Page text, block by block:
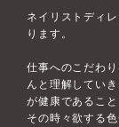
ネイリストディ
ります。
仕事へのこだわ
んと理解してい
が健康であること
その時々欲する